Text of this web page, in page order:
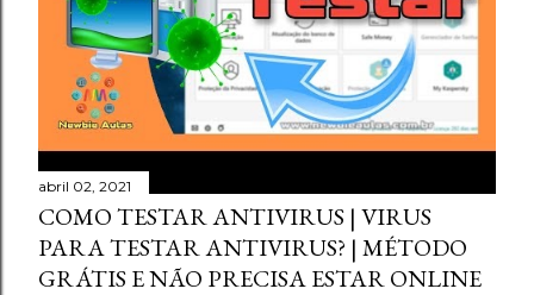
abril 02, 2021
COMO TESTAR ANTIVIRUS | VIRUS
PARA TESTAR ANTIVIRUS? | MÉTODO
GRÁTIS E NÃO PRECISA ESTAR ONLINE